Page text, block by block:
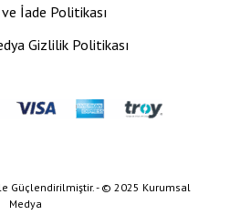
İade Politikası
Gizlilik Politikası
Güçlendirilmiştir. - © 2025 Kurumsal
Medya